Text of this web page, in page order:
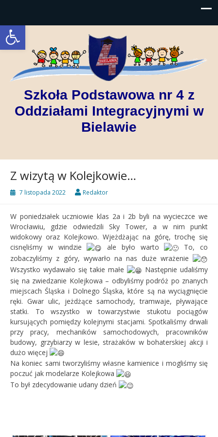
Open toolbar
Szkoła Podstawowa nr 4 z
Oddziałami Integracyjnymi w
Bielawie
Z wizytą w Kolejkowie…
7 listopada 2022 Redaktor
W poniedziałek uczniowie klas 2a i 2b byli na wycieczce we
Wrocławiu, gdzie odwiedzili Sky Tower, a w nim punkt
widokowy oraz Kolejkowo. Wjeżdżając na górę, trochę się
cisnęliśmy w windzie
ale było warto
To, co
zobaczyliśmy z góry, wywarło na nas duże wrażenie
Wszystko wydawało się takie małe
Następnie udaliśmy
się na zwiedzanie Kolejkowa – odbyliśmy podróż po znanych
miejscach Śląska i Dolnego Śląska, które są na wyciągnięcie
ręki. Gwar ulic, jeżdżące samochody, tramwaje, pływające
statki. To wszystko w towarzystwie stukotu pociągów
kursujących pomiędzy kolejnymi stacjami. Spotkaliśmy drwali
przy pracy, mechaników samochodowych, pracowników
budowy, grzybiarzy w lesie, strażaków w bohaterskiej akcji i
dużo więcej
Na koniec sami tworzyliśmy własne kamienice i mogliśmy się
poczuć jak modelarze Kolejkowa
To był zdecydowanie udany dzień